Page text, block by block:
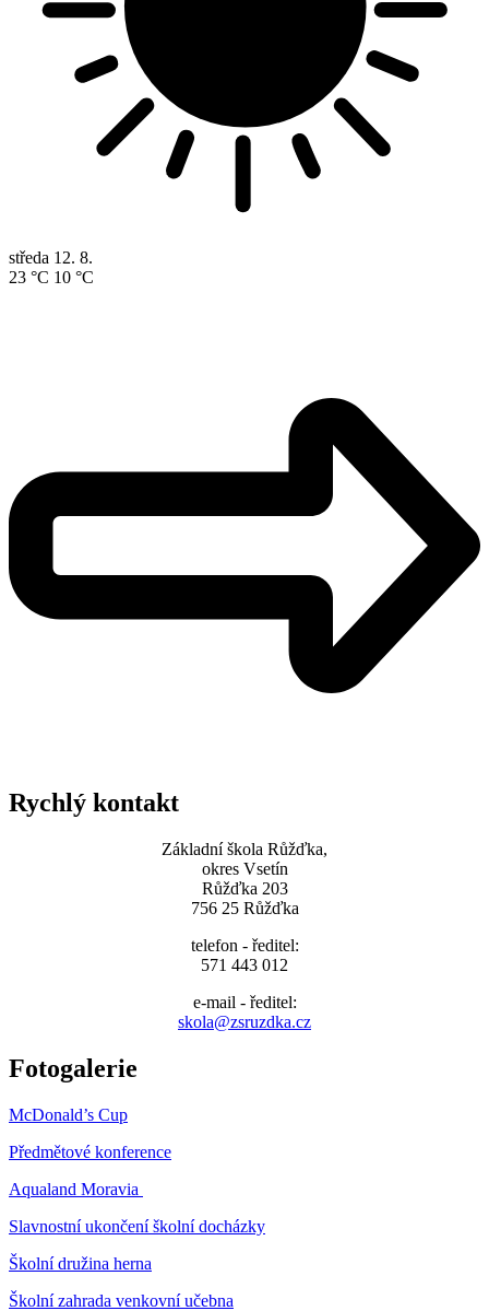
středa 12. 8.
23 °C 10 °C
Rychlý kontakt
Základní škola Růžďka,
okres Vsetín
Růžďka 203
756 25 Růžďka
telefon - ředitel:
571 443 012
e-mail - ředitel:
skola@zsruzdka.cz
Fotogalerie
McDonald’s Cup
Předmětové konference
Aqualand Moravia
Slavnostní ukončení školní docházky
Školní družina herna
Školní zahrada venkovní učebna